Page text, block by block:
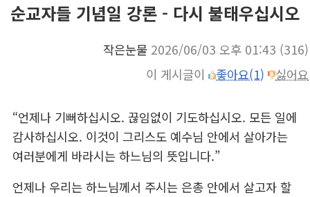
순교자들 기념일 강론 - 다시 불태우십시오
작은눈물 2026/06/03 오후 01:43 (316)
이 게시글이
좋아요(1) 싫어요
“언제나 기뻐하십시오. 끊임없이 기도하십시오. 모든 일에
감사하십시오. 이것이 그리스도 예수님 안에서 살아가는
여러분에게 바라시는 하느님의 뜻입니다.”
언제나 우리는 하느님께서 주시는 은총 안에서 살고자 할